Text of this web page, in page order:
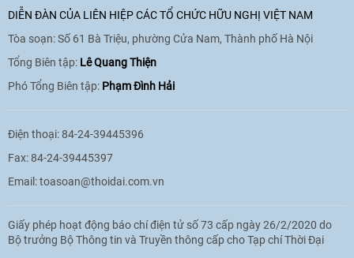
hòa bình, hữu nghị giữa các dân tộc"
cho Đại sứ Hungary tại Việt Nam
17:25| 13/06/2026
sinh Việt Nam tại trại hè Artek
14:41 12/06/2026
DIỄN ĐÀN CỦA LIÊN HIỆP CÁC TỔ CHỨC HỮU NGHỊ VIỆT NAM
Tòa soạn: Số 61 Bà Triệu, phường Cửa Nam, Thành phố Hà Nội
Tổng Biên tập: Lê Quang Thiện
Phó Tổng Biên tập: Phạm Đình Hải
Điện thoại: 84-24-39445396
Fax: 84-24-39445397
Email:toasoan@thoidai.com.vn
Giấy phép hoạt động báo chí điện tử số 73 cấp ngày 26/2/2020 do
Bộ trưởng Bộ Thông tin và Truyền thông cấp cho Tạp chí Thời Đại